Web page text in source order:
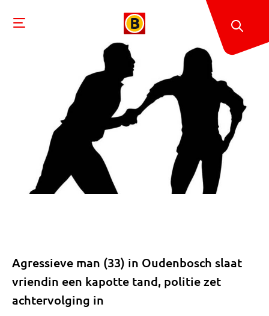
Agressieve man (33) in Oudenbosch slaat
vriendin een kapotte tand, politie zet
achtervolging in